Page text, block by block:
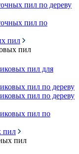
пил по дереву
пил по
пил
пил
пил для
пил по дереву
пил по дереву
пил по
пил
пил